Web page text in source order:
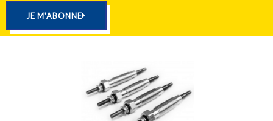
JE M'ABONNE